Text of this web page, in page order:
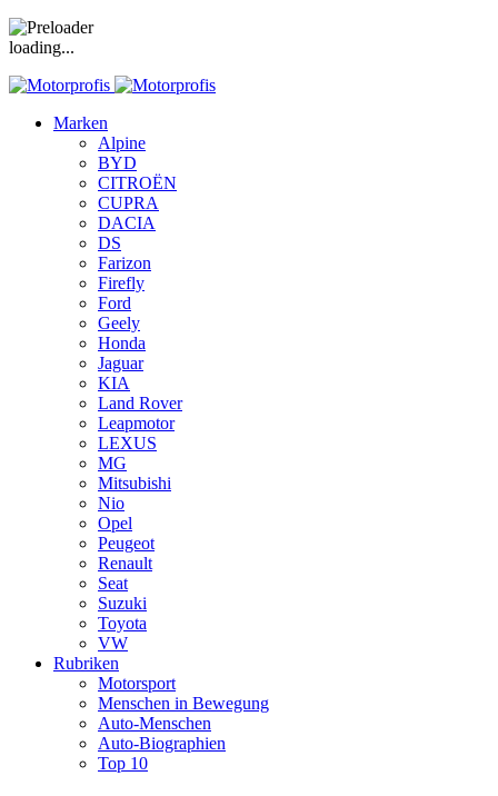
loading...
Marken
Alpine
BYD
CITROËN
CUPRA
DACIA
DS
Farizon
Firefly
Ford
Geely
Honda
Jaguar
KIA
Land Rover
Leapmotor
LEXUS
MG
Mitsubishi
Nio
Opel
Peugeot
Renault
Seat
Suzuki
Toyota
VW
Rubriken
Motorsport
Menschen in Bewegung
Auto-Menschen
Auto-Biographien
Top 10